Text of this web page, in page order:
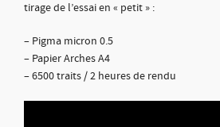
tirage de l’essai en « petit » :
– Pigma micron 0.5
– Papier Arches A4
– 6500 traits / 2 heures de rendu